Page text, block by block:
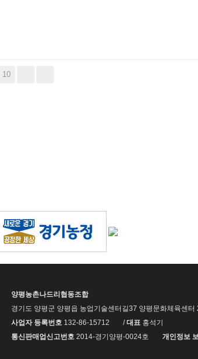
10
양평농촌나드리협동조합
경기도 양평군 양평읍 농업기술센터길37 양평문화체육센터
사업자 등록번호 132-86-15712 /대표 홍석기
통신판매업신고번호 2014-경기양평-0024호 개인정보